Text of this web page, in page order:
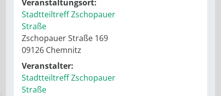
Veranstaltungsort:
Stadtteiltreff Zschopauer
Straße
Zschopauer Straße 169
09126 Chemnitz
Veranstalter:
Stadtteiltreff Zschopauer
Straße